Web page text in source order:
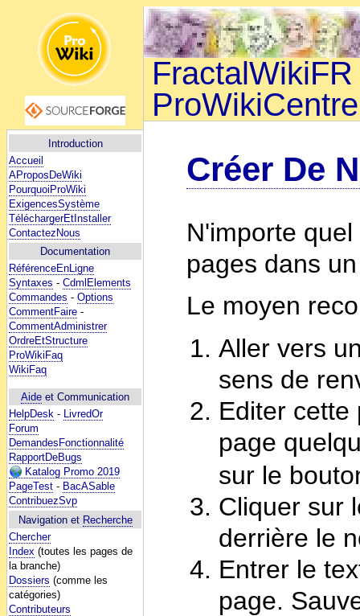
Introduction
Accueil
AProposDeWiki
PourquoiProWiki
ExigencesSystème
TéléchargerEtInstaller
ContactezNous
Documentation
RéférenceEnLigne
Syntaxes - CdmlElements
Commandes - Options
CommentFaire -
CommentAdministrer
OrdreEtStructure
ProWikiFaq
WikiFaq
Aide et Communication
HelpDesk - LivredOr
Forum
DemandesFonctionnalité
RapportDeBugs
Katalog Promo 2019
PageTest - BacASable
ContribuezSvp
Navigation et Recherche
Chercher
Index (toutes les pages de
la branche)
Dossiers (comme les
catégories)
Contributeurs
FractalWikiFR
ProWikiCentre
Créer De
N'importe
pages dans
Le moyen
Aller vers
sens de
Editer cette
page
sur le
Cliquer sur
derrière le
Entrer le
page.